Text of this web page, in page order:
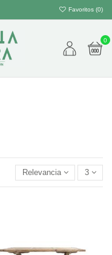
Favoritos (0)
0
Relevancia 3